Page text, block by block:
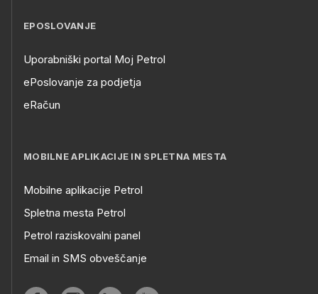
EPOSLOVANJE
Uporabniški portal Moj Petrol
ePoslovanje za podjetja
eRačun
MOBILNE APLIKACIJE IN SPLETNA MESTA
Mobilne aplikacije Petrol
Spletna mesta Petrol
Petrol raziskovalni panel
Email in SMS obveščanje